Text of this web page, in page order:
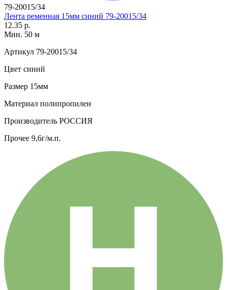
79-20015/34
Лента ременная 15мм синий 79-20015/34
12.35 р.
Мин. 50 м
Артикул 79-20015/34
Цвет синий
Размер 15мм
Материал полипропилен
Производитель РОССИЯ
Прочее 9,6г/м.п.